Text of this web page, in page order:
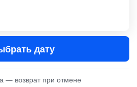
дату
— возврат при отмене